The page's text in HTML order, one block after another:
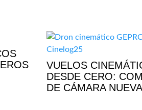
VUELOS
DESDE CERO:
DE CÁMARA NUEVA